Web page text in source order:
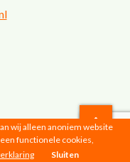
wij alleen anoniem website
functionele cookies,
Sluiten